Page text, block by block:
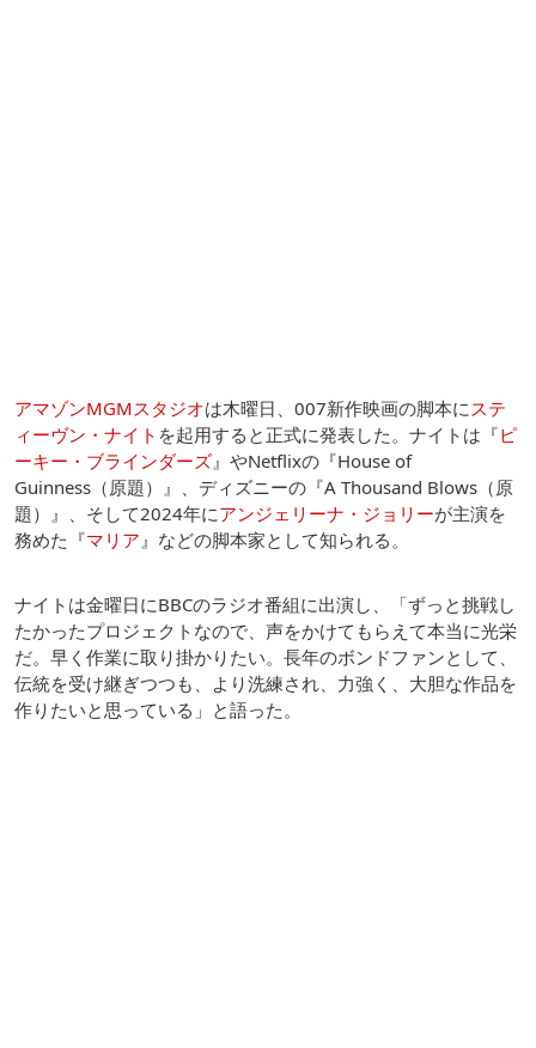
アマゾンMGMスタジオは木曜日、007新作映画の脚本に ステ
ィーヴン・ナイト を起用すると正式に発表した。ナイトは『ピ
ーキー・ブラインダーズ 』やNetflixの『House of
Guinness（原題）』、ディズニーの『A Thousand Blows（原
題）』、そして2024年にアンジェリーナ・ジョリーが主演を
務めた『マリア 』などの脚本家として知られる。
ナイトは金曜日にBBCのラジオ番組に出演し、「ずっと挑戦し
たかったプロジェクトなので、声をかけてもらえて本当に光栄
だ。早く作業に取り掛かりたい。長年のボンドファンとして、
伝統を受け継ぎつつも、より洗練され、力強く、大胆な作品を
作りたいと思っている」と語った。